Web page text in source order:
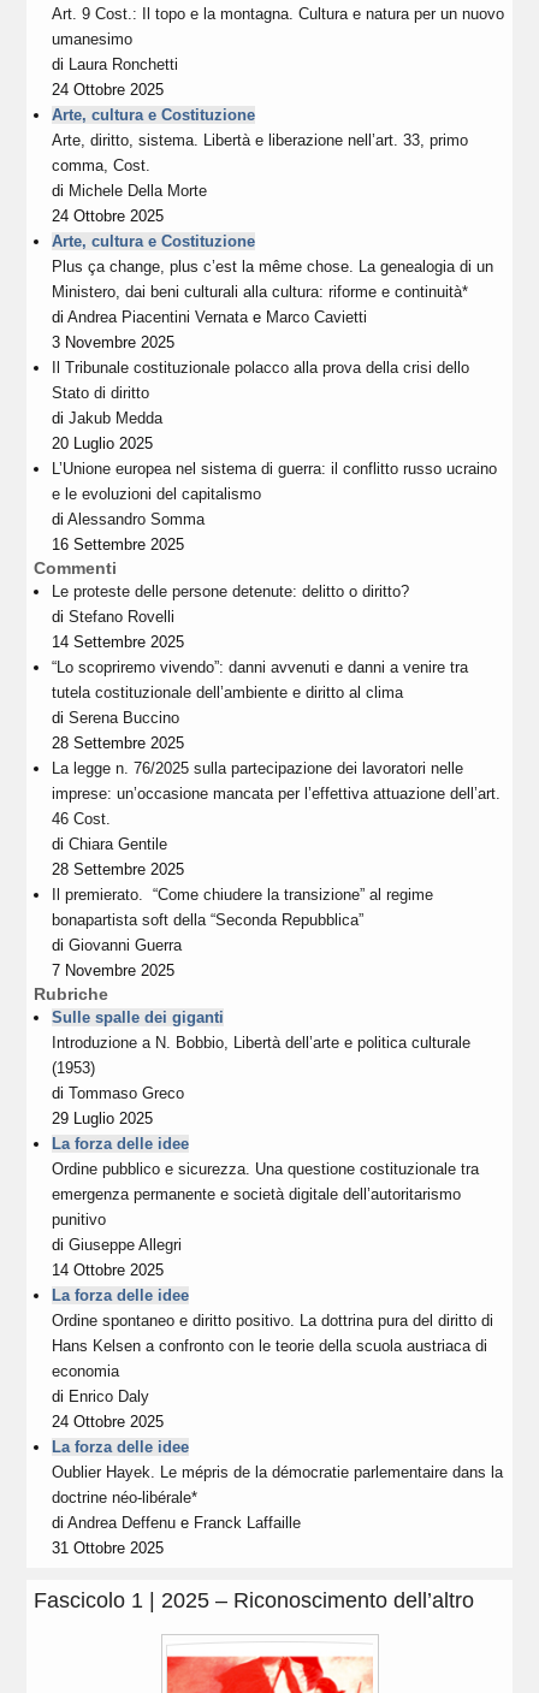
Art. 9 Cost.: Il topo e la montagna. Cultura e natura per un nuovo
umanesimo
di Laura Ronchetti
24 Ottobre 2025
Arte, cultura e Costituzione
Arte, diritto, sistema. Libertà e liberazione nell’art. 33, primo
comma, Cost.
di Michele Della Morte
24 Ottobre 2025
Arte, cultura e Costituzione
Plus ça change, plus c’est la même chose. La genealogia di un
Ministero, dai beni culturali alla cultura: riforme e continuità*
diAndrea Piacentini Vernatae Marco Cavietti
3 Novembre 2025
Il Tribunale costituzionale polacco alla prova della crisi dello
Stato di diritto
diJakub Medda
20 Luglio 2025
L’Unione europea nel sistema di guerra: il conflitto russo ucraino
e le evoluzioni del capitalismo
diAlessandro Somma
16 Settembre 2025
Commenti
Le proteste delle persone detenute: delitto o diritto?
diStefano Rovelli
14 Settembre 2025
“Lo scopriremo vivendo”: danni avvenuti e danni a venire tra
tutela costituzionale dell’ambiente e diritto al clima
diSerena Buccino
28 Settembre 2025
La legge n. 76/2025 sulla partecipazione dei lavoratori nelle
imprese: un’occasione mancata per l’effettiva attuazione dell’art.
46 Cost.
diChiara Gentile
28 Settembre 2025
Il premierato. “Come chiudere la transizione” al regime
bonapartista soft della “Seconda Repubblica”
diGiovanni Guerra
7 Novembre 2025
Rubriche
Sulle spalle dei giganti
Introduzione a N. Bobbio, Libertà dell’arte e politica culturale
(1953)
diTommaso Greco
29 Luglio 2025
La forza delle idee
Ordine pubblico e sicurezza. Una questione costituzionale tra
emergenza permanente e società digitale dell’autoritarismo
punitivo
diGiuseppe Allegri
14 Ottobre 2025
La forza delle idee
Ordine spontaneo e diritto positivo. La dottrina pura del diritto di
Hans Kelsen a confronto con le teorie della scuola austriaca di
economia
di Enrico Daly
24 Ottobre 2025
La forza delle idee
Oublier Hayek. Le mépris de la démocratie parlementaire dans la
doctrine néo-libérale*
diAndrea Deffenu e Franck Laffaille
31 Ottobre 2025
Fascicolo 1 | 2025 – Riconoscimento dell’altro